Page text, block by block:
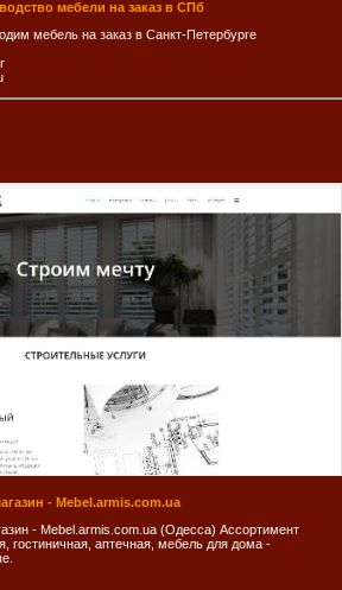
мебели на заказ в СПб
мебель на заказ в Санкт-Петербурге
- Mebel.armis.com.ua
- Mebel.armis.com.ua (Одесса) Ассортимент
гостиничная, аптечная, мебель для дома -